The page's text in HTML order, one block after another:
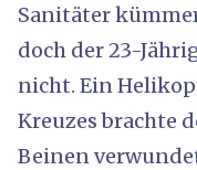
Sanitäter
doch der 23-
nicht. Ein
Kreuzes brachte
Beinen